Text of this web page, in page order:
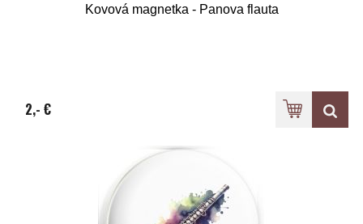
Kovová magnetka - Panova flauta
2,- €